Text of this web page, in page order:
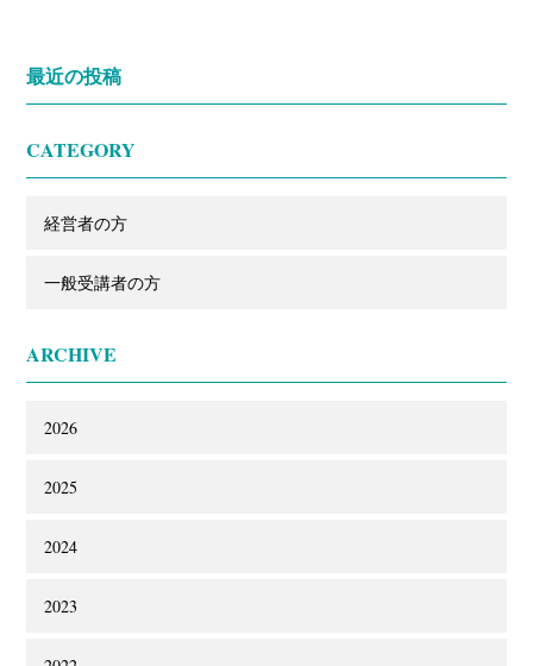
最近の投稿
CATEGORY
経営者の方
一般受講者の方
ARCHIVE
2026
2025
2024
2023